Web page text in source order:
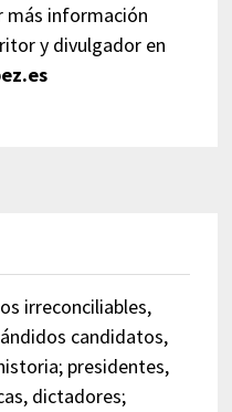
más información
y divulgador en
irreconciliables,
candidatos,
presidentes,
dictadores;